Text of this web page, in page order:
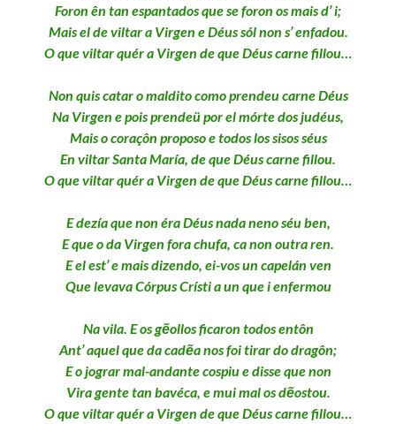
Foron ên tan espantados que se foron os mais d’ i;
Mais el de viltar a Virgen e Déus sól non s’ enfadou.
O que viltar quér a Virgen de que Déus carne fillou…
Non quis catar o maldito como prendeu carne Déus
Na Virgen e pois prendeü por el mórte dos judéus,
Mais o coraçôn proposo e todos los sisos séus
En viltar Santa María, de que Déus carne fillou.
O que viltar quér a Virgen de que Déus carne fillou…
E dezía que non éra Déus nada neno séu ben,
E que o da Virgen fora chufa, ca non outra ren.
E el est’ e mais dizendo, ei-vos un capelán ven
Que levava Córpus Crísti a un que i enfermou
Na vila. E os gẽollos ficaron todos entôn
Ant’ aquel que da cadẽa nos foi tirar do dragôn;
E o jograr mal-andante cospiu e disse que non
Vira gente tan bavéca, e mui mal os dẽostou.
O que viltar quér a Virgen de que Déus carne fillou…